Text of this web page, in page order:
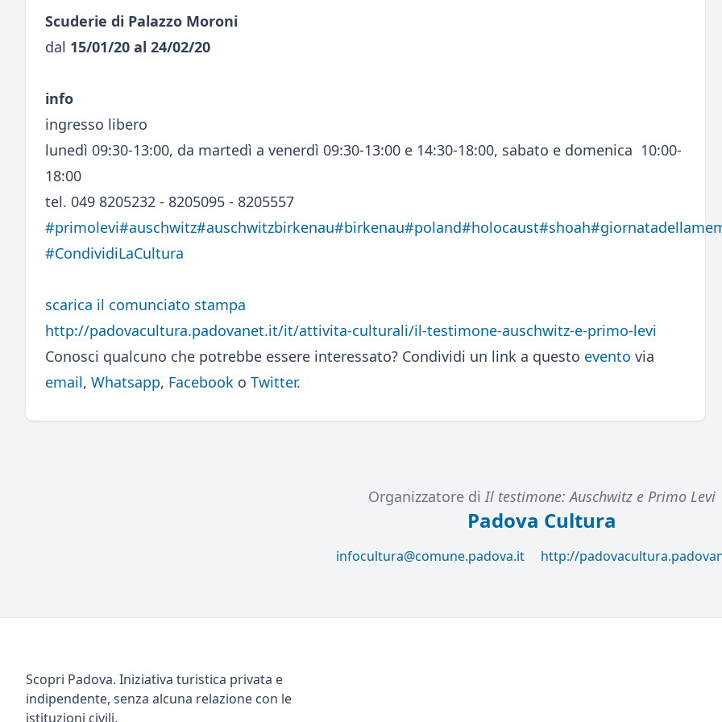
Scuderie di Palazzo Moroni
dal 15/01/20 al 24/02/20
info
ingresso libero
lunedì 09:30-13:00, da martedì a venerdì 09:30-13:00 e 14:30-18:00, sabato e domenica 10:00-
18:00
tel. 049 8205232 - 8205095 - 8205557
#primolevi#auschwitz#auschwitzbirkenau#birkenau#poland#holocaust#shoah
#CondividiLaCultura
scarica il comunciato stampa
http://padovacultura.padovanet.it/it/attivita-culturali/il-testimone-auschwitz-e-primo-levi
Conosci qualcuno che potrebbe essere interessato? Condividi un link a questo evento via
email, Whatsapp, Facebook o Twitter.
Organizzatore diIl testimone: Auschwitz e Primo Levi
Padova Cultura
infocultura@comune.padova.it http://
Scopri Padova. Iniziativa turistica privata e
indipendente, senza alcuna relazione con le
istituzioni civili.